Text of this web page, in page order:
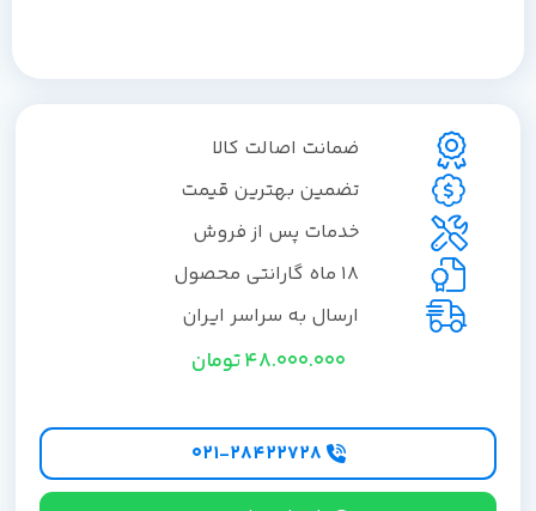
ضمانت اصالت کالا
تضمین بهترین قیمت
خدمات پس از فروش
ارسال به سراسر ایران
48.000.000تومان